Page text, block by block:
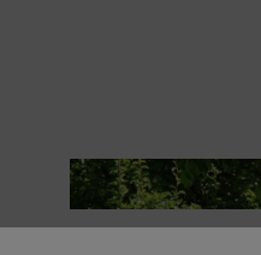
Ein Inselbeet mit